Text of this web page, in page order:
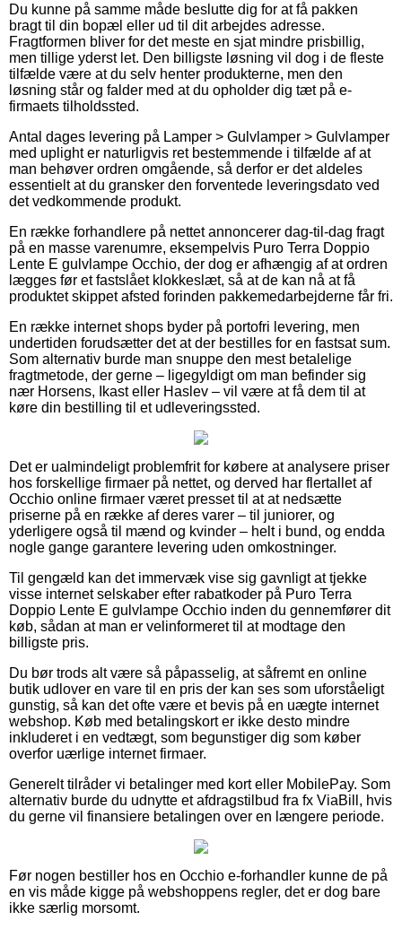
Du kunne på samme måde beslutte dig for at få pakken
bragt til din bopæl eller ud til dit arbejdes adresse.
Fragtformen bliver for det meste en sjat mindre prisbillig,
men tillige yderst let. Den billigste løsning vil dog i de fleste
tilfælde være at du selv henter produkterne, men den
løsning står og falder med at du opholder dig tæt på e-
firmaets tilholdssted.
Antal dages levering på Lamper > Gulvlamper > Gulvlamper
med uplight er naturligvis ret bestemmende i tilfælde af at
man behøver ordren omgående, så derfor er det aldeles
essentielt at du gransker den forventede leveringsdato ved
det vedkommende produkt.
En række forhandlere på nettet annoncerer dag-til-dag fragt
på en masse varenumre, eksempelvis Puro Terra Doppio
Lente E gulvlampe Occhio, der dog er afhængig af at ordren
lægges før et fastslået klokkeslæt, så at de kan nå at få
produktet skippet afsted forinden pakkemedarbejderne får fri.
En række internet shops byder på portofri levering, men
undertiden forudsætter det at der bestilles for en fastsat sum.
Som alternativ burde man snuppe den mest betalelige
fragtmetode, der gerne – ligegyldigt om man befinder sig
nær Horsens, Ikast eller Haslev – vil være at få dem til at
køre din bestilling til et udleveringssted.
Det er ualmindeligt problemfrit for købere at analysere priser
hos forskellige firmaer på nettet, og derved har flertallet af
Occhio online firmaer været presset til at at nedsætte
priserne på en række af deres varer – til juniorer, og
yderligere også til mænd og kvinder – helt i bund, og endda
nogle gange garantere levering uden omkostninger.
Til gengæld kan det immervæk vise sig gavnligt at tjekke
visse internet selskaber efter rabatkoder på Puro Terra
Doppio Lente E gulvlampe Occhio inden du gennemfører dit
køb, sådan at man er velinformeret til at modtage den
billigste pris.
Du bør trods alt være så påpasselig, at såfremt en online
butik udlover en vare til en pris der kan ses som uforståeligt
gunstig, så kan det ofte være et bevis på en uægte internet
webshop. Køb med betalingskort er ikke desto mindre
inkluderet i en vedtægt, som begunstiger dig som køber
overfor uærlige internet firmaer.
Generelt tilråder vi betalinger med kort eller MobilePay. Som
alternativ burde du udnytte et afdragstilbud fra fx ViaBill, hvis
du gerne vil finansiere betalingen over en længere periode.
Før nogen bestiller hos en Occhio e-forhandler kunne de på
en vis måde kigge på webshoppens regler, det er dog bare
ikke særlig morsomt.